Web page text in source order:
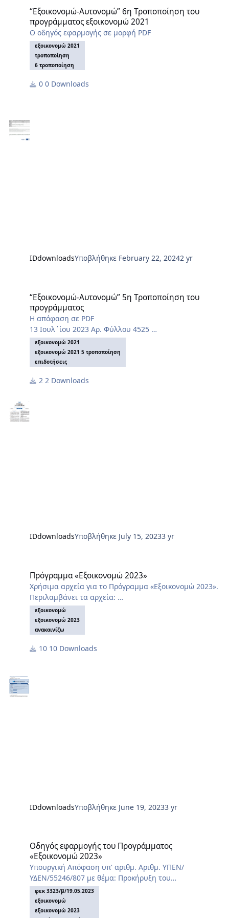
“Εξοικονομώ-Αυτονομώ” 6η Τροποποίηση του
προγράμματος εξοικονομώ 2021
Ο οδηγός εφαρμογής σε μορφή PDF
εξοικονομώ 2021
τροποποίηση
6 τροποποίηση
0 Downloads
IDdownloadsΥποβλήθηκε February 22, 20242 yr
“Εξοικονομώ-Αυτονομώ” 5η Τροποποίηση του
προγράμματος
Η απόφαση σε PDF
13 Ιουλ΄ίου 2023 Αρ. Φύλλου 4525
ΤΕΥΧΟΣ ΔΕΥΤΕΡΟ
εξοικονομώ 2021
εξοικονομώ 2021 5 τροποποίηση
επιδοτήσεις
2 Downloads
IDdownloadsΥποβλήθηκε July 15, 20233 yr
Πρόγραμμα «Εξοικονομώ 2023»
Χρήσιμα αρχεία για το Πρόγραμμα «Εξοικονομώ 2023».
Περιλαμβάνει τα αρχεία:
1. Οδηγός Εφαρμογής Προγράμματος Εξοικονομώ 2023
2. Εγχειρίδιο Εισαγωγής Στοιχείων στο Πληροφοριακό
Σύστημα του προγράμματος Εξοικονομώ 2023, για την
3. Βοηθητική εφαρμογή υπολογισμού αρχικής
εξοικονομώ
εξοικονομώ 2023
ανακαινίζω
10 Downloads
IDdownloadsΥποβλήθηκε June 19, 20233 yr
Οδηγός εφαρμογής του Προγράμματος
«Εξοικονομώ 2023»
Υπουργική Απόφαση υπ' αριθμ. Αριθμ. ΥΠΕΝ/
ΥΔΕΝ/55246/807 με θέμα: Προκήρυξη του
Προγράμματος «Εξοικονομώ 2023» (ΦΕΚ 3323/
Β/19.05.2023)
φεκ 3323/β/19.05.2023
εξοικονομώ
εξοικονομώ 2023